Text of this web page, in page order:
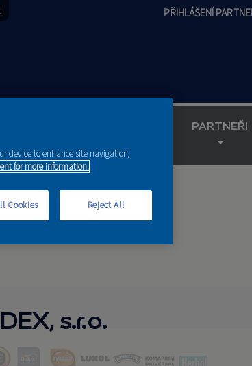
PŘIHLÁŠENÍ
PARTNEŘI
s.r.o.
device to enhance site navigation,
for more information.
Reject All
Cookies